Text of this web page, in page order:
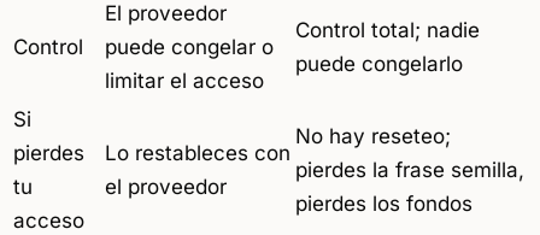
Control
El proveedor
puede congelar o
limitar el acceso
Control total; nadie
puede congelarlo
Si
pierdes
tu
acceso
Lo restableces con
el proveedor
No hay reseteo;
pierdes la frase semilla,
pierdes los fondos